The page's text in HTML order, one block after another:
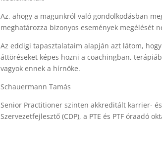
Az, ahogy a magunkról való gondolkodásban
meghatározza bizonyos események megélését
Az eddigi tapasztalataim alapján azt látom,
áttöréseket képes hozni a coachingban,
vagyok ennek a hírnöke.
Schauermann Tamás
Senior Practitioner szinten akkreditált karrier-
Szervezetfejlesztő (CDP), a PTE és PTF óraadó